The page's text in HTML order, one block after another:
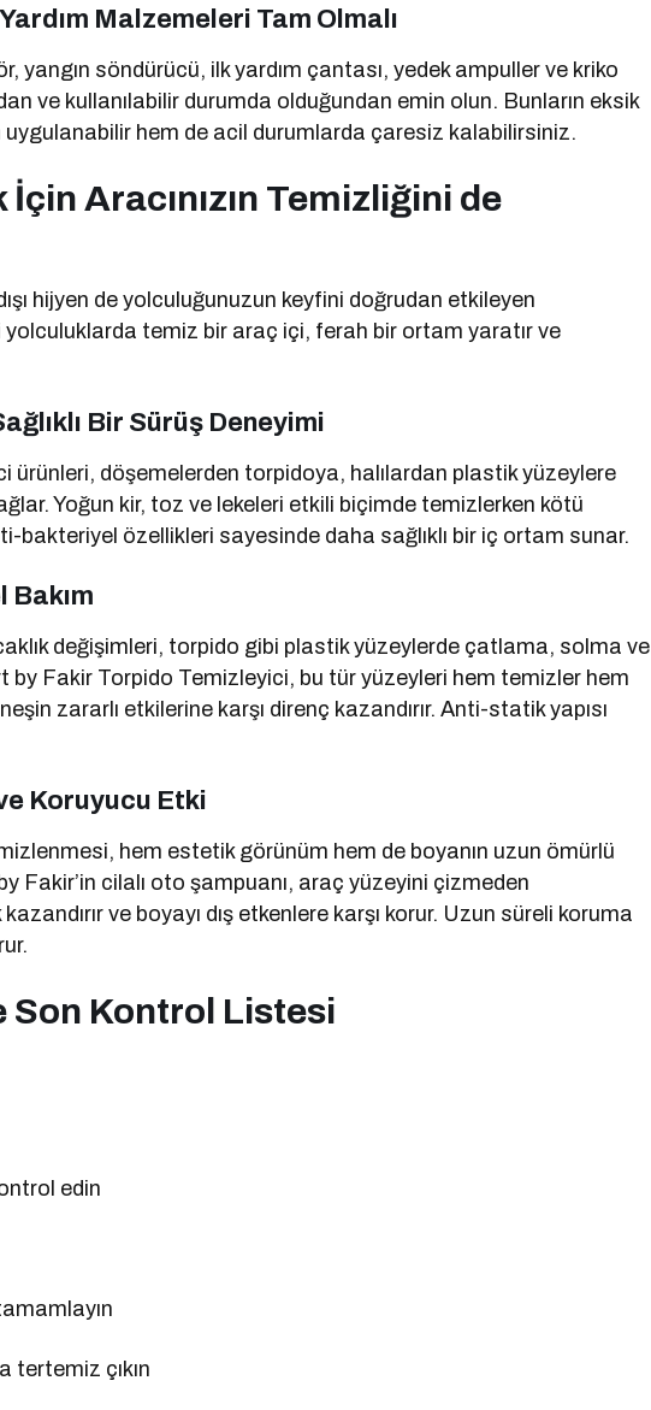
Malzemeleri Tam Olmalı
yangın söndürücü, ilk yardım çantası, yedek ampuller ve kriko
ve kullanılabilir durumda olduğundan emin olun. Bunların eksik
hem de acil durumlarda çaresiz kalabilirsiniz.
Aracınızın Temizliğini de
hijyen de yolculuğunuzun keyfini doğrudan etkileyen
temiz bir araç içi, ferah bir ortam yaratır ve
Bir Sürüş Deneyimi
ürünleri, döşemelerden torpidoya, halılardan plastik yüzeylere
Yoğun kir, toz ve lekeleri etkili biçimde temizlerken kötü
bakteriyel özellikleri sayesinde daha sağlıklı bir iç ortam sunar.
Bakım
değişimleri, torpido gibi plastik yüzeylerde çatlama, solma ve
by Fakir Torpido Temizleyici, bu tür yüzeyleri hem temizler hem
zararlı etkilerine karşı direnç kazandırır. Anti-statik yapısı
Koruyucu Etki
hem estetik görünüm hem de boyanın uzun ömürlü
Fakir’in cilalı oto şampuanı, araç yüzeyini çizmeden
ve boyayı dış etkenlere karşı korur. Uzun süreli koruma
Son Kontrol Listesi
edin
tertemiz çıkın